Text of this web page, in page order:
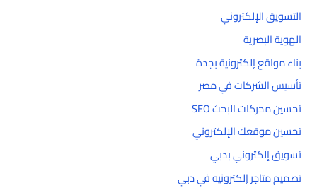
التسويق الإلكتروني
الهوية البصرية
بناء مواقع إلكترونية بجدة
تأسيس الشركات في مصر
تحسين محركات البحث SEO
تحسين موقعك الإلكتروني
تسويق إلكتروني بدبي
تصميم متاجر إلكترونيه في دبي